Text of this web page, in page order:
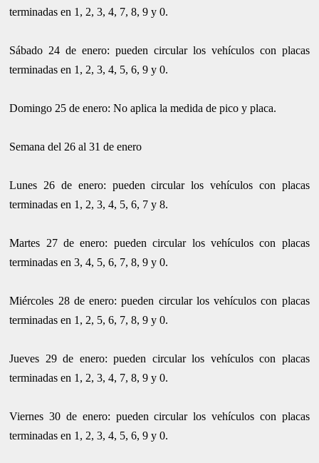
terminadas en 1, 2, 3, 4, 7, 8, 9 y 0.
Sábado 24 de enero: pueden circular los vehículos con placas
terminadas en 1, 2, 3, 4, 5, 6, 9 y 0.
Domingo 25 de enero: No aplica la medida de pico y placa.
Semana del 26 al 31 de enero
Lunes 26 de enero: pueden circular los vehículos con placas
terminadas en 1, 2, 3, 4, 5, 6, 7 y 8.
Martes 27 de enero: pueden circular los vehículos con placas
terminadas en 3, 4, 5, 6, 7, 8, 9 y 0.
Miércoles 28 de enero: pueden circular los vehículos con placas
terminadas en 1, 2, 5, 6, 7, 8, 9 y 0.
Jueves 29 de enero: pueden circular los vehículos con placas
terminadas en 1, 2, 3, 4, 7, 8, 9 y 0.
Viernes 30 de enero: pueden circular los vehículos con placas
terminadas en 1, 2, 3, 4, 5, 6, 9 y 0.